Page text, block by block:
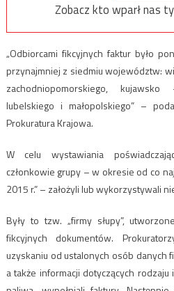
Zobacz kto wparł nas
„Odbiorcami fikcyjnych faktur było
przynajmniej z siedmiu województw:
zachodniopomorskiego,
lubelskiego i małopolskiego” –
Prokuratura Krajowa.
W celu wystawiania
członkowie grupy – w okresie od co
2015 r.” – założyli lub wykorzystywali
Były to tzw. „firmy słupy”,
fikcyjnych dokumentów.
uzyskaniu od ustalonych osób danych
a także informacji dotyczących